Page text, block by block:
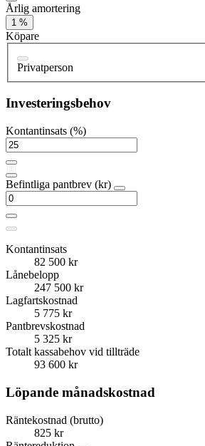
Årlig amortering
1 %
Köpare
Privatperson
Investeringsbehov
Kontantinsats (%)
Befintliga pantbrev (kr)
Kontantinsats
82 500 kr
Lånebelopp
247 500 kr
Lagfartskostnad
5 775 kr
Pantbrevskostnad
5 325 kr
Totalt kassabehov vid tillträde
93 600 kr
Löpande månadskostnad
Räntekostnad (brutto)
825 kr